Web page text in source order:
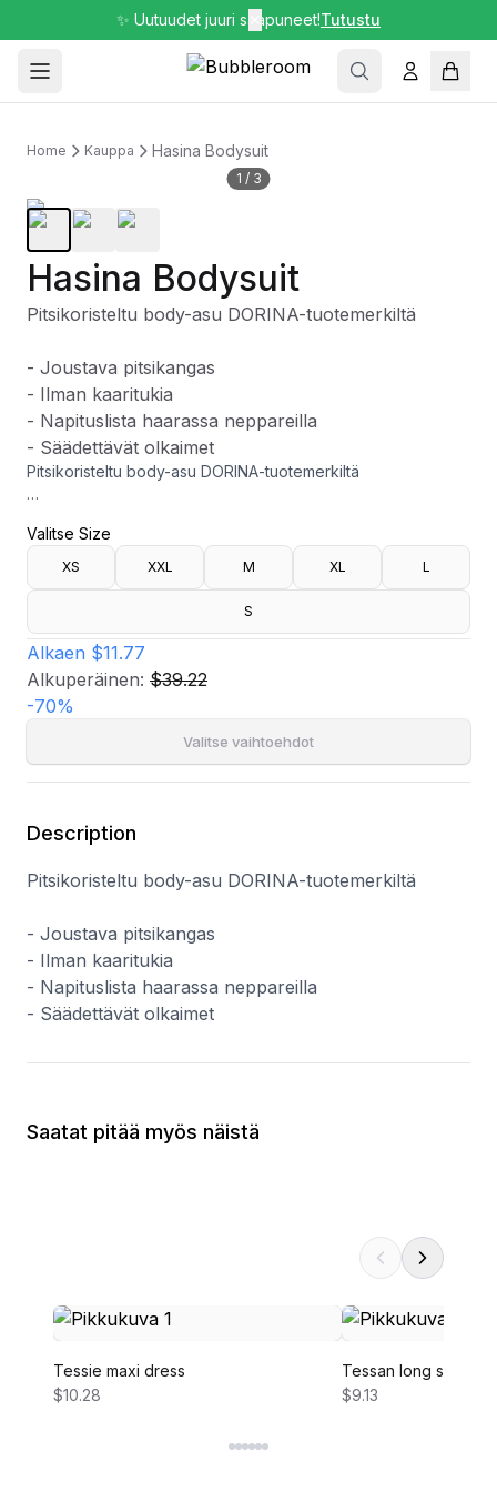
✨ Uutuudet juuri saapuneet!Tutustu
Home Kauppa Hasina Bodysuit
1 / 3
Hasina Bodysuit
Pitsikoristeltu body-asu DORINA-tuotemerkiltä
- Joustava pitsikangas
- Ilman kaaritukia
- Napituslista haarassa neppareilla
- Säädettävät olkaimet
Pitsikoristeltu body-asu DORINA-tuotemerkiltä
- Ilman kaaritukia
- Napituslista haarassa neppareilla
- Säädettävät olkaimet
Valitse Size
XS XXL M XL L
S
Alkaen $11.77
Alkuperäinen: $39.22
-70%
Valitse vaihtoehdot
Description
Pitsikoristeltu body-asu DORINA-tuotemerkiltä
- Joustava pitsikangas
- Ilman kaaritukia
- Napituslista haarassa neppareilla
- Säädettävät olkaimet
Saatat pitää myös näistä
Tessie maxi dress
$10.28
Tessan long sleeve
$9.13